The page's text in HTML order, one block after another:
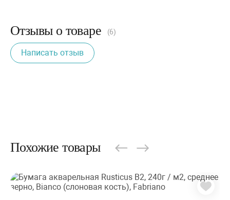
Отзывы о товаре (6)
Написать отзыв
Похожие товары